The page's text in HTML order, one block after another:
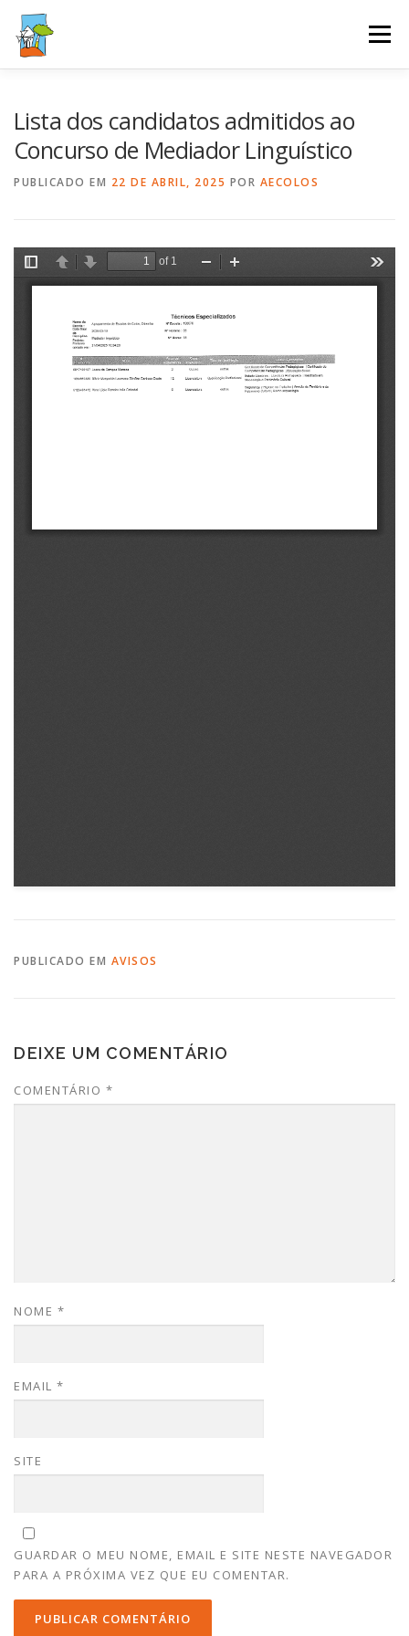
para
conteúdo
Menu
Lista dos candidatos admitidos ao
Concurso de Mediador Linguístico
PUBLICADO EM 22 DE ABRIL, 2025 POR AECOLOS
PUBLICADO EM AVISOS
DEIXE UM COMENTÁRIO
COMENTÁRIO *
NOME *
EMAIL *
SITE
GUARDAR O MEU NOME, EMAIL E SITE NESTE NAVEGADOR
PARA A PRÓXIMA VEZ QUE EU COMENTAR.